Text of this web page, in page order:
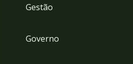
Gestão
Governo